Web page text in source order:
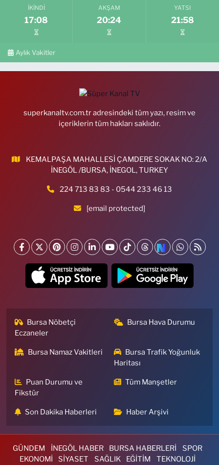
İKINDI
17:08
AKŞAM
20:24
YATSI
21:58
Aylık Vakitler
superkanaltv.com.tr adresindeki tüm yazı, resim ve
içeriklerin tüm hakları saklıdır.
KEMALPAŞA MAHALLESİ ÇAMDERE SOKAK NO: 2/A
İNEGÖL /BURSA, İNEGOL, TURKEY
224 713 83 83 - 0544 233 46 13
[email protected]
Bursa Nöbetçi
Eczaneler
Bursa Hava Durumu
Bursa Namaz Vakitleri
Bursa Trafik Yoğunluk
Haritası
Puan Durumu ve
Fikstür
Tüm Manşetler
Son Dakika Haberleri Haber Arşivi
GÜNDEM İNEGÖL HABER BURSA HABERLERİ
SPOR
EKONOMİ
SİYASET SAĞLIK EĞİTİM
TEKNOLOJİ